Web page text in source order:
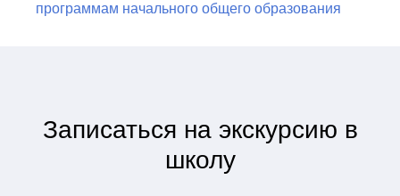
программам начального общего образования
Записаться на экскурсию в
школу